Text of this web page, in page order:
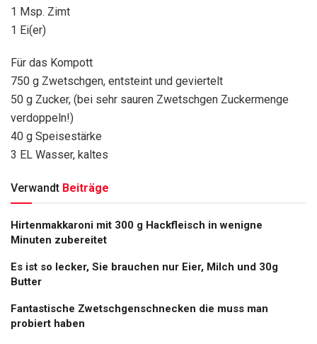
1 Msp. Zimt
1 Ei(er)
Für das Kompott
750 g Zwetschgen, entsteint und geviertelt
50 g Zucker, (bei sehr sauren Zwetschgen Zuckermenge
verdoppeln!)
40 g Speisestärke
3 EL Wasser, kaltes
Verwandt Beiträge
Hirtenmakkaroni mit 300 g Hackfleisch in wenigne
Minuten zubereitet
Es ist so lecker, Sie brauchen nur Eier, Milch und 30g
Butter
Fantastische Zwetschgenschnecken die muss man
probiert haben